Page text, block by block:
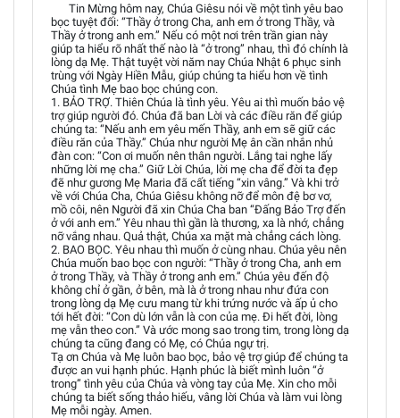
Tin Mừng hôm nay, Chúa Giêsu nói về một tình yêu bao
bọc tuyệt đối: “Thầy ở trong Cha, anh em ở trong Thầy, và
Thầy ở trong anh em.” Nếu có một nơi trên trần gian này
giúp ta hiểu rõ nhất thế nào là “ở trong” nhau, thì đó chính là
lòng dạ Mẹ. Thật tuyệt vời năm nay Chúa Nhật 6 phục sinh
trùng với Ngày Hiền Mẫu, giúp chúng ta hiểu hơn về tình
Chúa tình Mẹ bao bọc chúng con.
1. BẢO TRỢ. Thiên Chúa là tình yêu. Yêu ai thì muốn bảo vệ
trợ giúp người đó. Chúa đã ban Lời và các điều răn để giúp
chúng ta: “Nếu anh em yêu mến Thầy, anh em sẽ giữ các
điều răn của Thầy.” Chúa như người Mẹ ân cần nhắn nhủ
đàn con: “Con ơi muốn nên thân người. Lắng tai nghe lấy
những lời mẹ cha.” Giữ Lời Chúa, lời mẹ cha để đời ta đẹp
đẽ như gương Mẹ Maria đã cất tiếng “xin vâng.” Và khi trở
về với Chúa Cha, Chúa Giêsu không nỡ để môn đệ bơ vơ,
mồ côi, nên Người đã xin Chúa Cha ban “Đấng Bảo Trợ đến
ở với anh em.” Yêu nhau thì gần là thương, xa là nhớ, chẳng
nỡ vắng nhau. Quả thật, Chúa xa mặt mà chẳng cách lòng.
2. BAO BỌC. Yêu nhau thì muốn ở cùng nhau. Chúa yêu nên
Chúa muốn bao bọc con người: “Thầy ở trong Cha, anh em
ở trong Thầy, và Thầy ở trong anh em.” Chúa yêu đến độ
không chỉ ở gần, ở bên, mà là ở trong nhau như đứa con
trong lòng dạ Mẹ cưu mang từ khi trứng nước và ấp ủ cho
tới hết đời: “Con dù lớn vẫn là con của mẹ. Đi hết đời, lòng
mẹ vẫn theo con.” Và ước mong sao trong tim, trong lòng dạ
chúng ta cũng đang có Mẹ, có Chúa ngự trị.
Tạ ơn Chúa và Mẹ luôn bao bọc, bảo vệ trợ giúp để chúng ta
được an vui hạnh phúc. Hạnh phúc là biết mình luôn “ở
trong” tình yêu của Chúa và vòng tay của Mẹ. Xin cho mỗi
chúng ta biết sống thảo hiếu, vâng lời Chúa và làm vui lòng
Mẹ mỗi ngày. Amen.